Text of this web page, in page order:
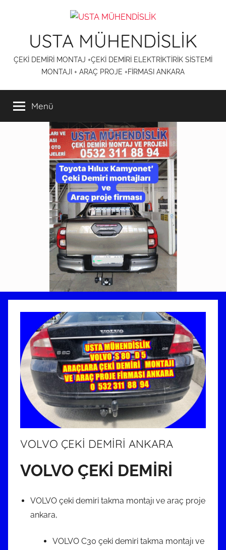
USTA MÜHENDİSLİK
ÇEKİ DEMİRİ MONTAJ +ÇEKİ DEMİRİ ELEKTRİKTİRİK SİSTEMİ
MONTAJI + ARAÇ PROJE +FİRMASI ANKARA
Menü
VOLVO ÇEKİ DEMİRİ ANKARA
VOLVO ÇEKİ DEMİRİ
VOLVO çeki demiri takma montajı ve araç proje
ankara,
VOLVO C30 çeki demiri takma montajı ve